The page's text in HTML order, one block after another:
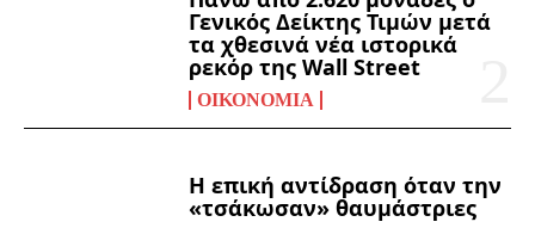
Γενικός Δείκτης Τιμών μετά
τα χθεσινά νέα ιστορικά
ρεκόρ της Wall Street
ΟΙΚΟΝΟΜΊΑ
Η επική αντίδραση όταν την
«τσάκωσαν» θαυμάστριες